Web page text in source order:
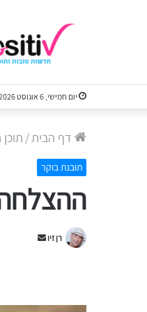
יום חמישי, 6 אוגוסט 2026
דף הבית/ תוכן
תובנת בוקר
רן זיו
Send